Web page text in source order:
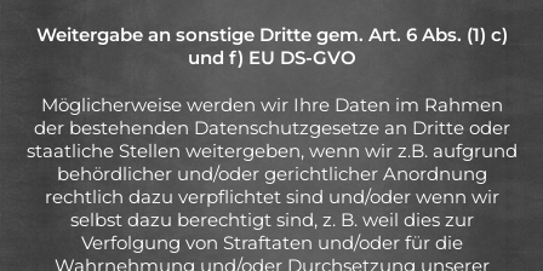
Weitergabe an sonstige Dritte gem. Art. 6 Abs. (1) c)
und f) EU DS-GVO
Möglicherweise werden wir Ihre Daten im Rahmen
der bestehenden Datenschutzgesetze an Dritte oder
staatliche Stellen weitergeben, wenn wir z.B. aufgrund
behördlicher und/oder gerichtlicher Anordnung
rechtlich dazu verpflichtet sind und/oder wenn wir
selbst dazu berechtigt sind, z. B. weil dies zur
Verfolgung von Straftaten und/oder für die
Wahrnehmung und/oder Durchsetzung unserer